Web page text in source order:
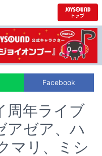
Facebook
周年ライブ
アゼア、ハ
マリ、ミシ